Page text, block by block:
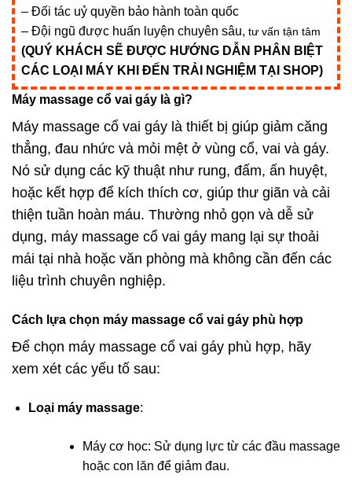
– Đối tác uỷ quyền bảo hành toàn quốc
– Đội ngũ được huấn luyện chuyên sâu, tư vấn tận tâm
(QUÝ KHÁCH SẼ ĐƯỢC HƯỚNG DẪN PHÂN BIỆT
CÁC LOẠI MÁY KHI ĐẾN TRẢI NGHIỆM TẠI SHOP)
Máy massage cổ vai gáy là gì?
Máy massage cổ vai gáy là thiết bị giúp giảm căng
thẳng, đau nhức và mỏi mệt ở vùng cổ, vai và gáy.
Nó sử dụng các kỹ thuật như rung, đấm, ấn huyệt,
hoặc kết hợp để kích thích cơ, giúp thư giãn và cải
thiện tuần hoàn máu. Thường nhỏ gọn và dễ sử
dụng, máy massage cổ vai gáy mang lại sự thoải
mái tại nhà hoặc văn phòng mà không cần đến các
liệu trình chuyên nghiệp.
Cách lựa chọn máy massage cổ vai gáy phù hợp
Để chọn máy massage cổ vai gáy phù hợp, hãy
xem xét các yếu tố sau:
Loại máy massage:
Máy cơ học: Sử dụng lực từ các đầu massage
hoặc con lăn để giảm đau.